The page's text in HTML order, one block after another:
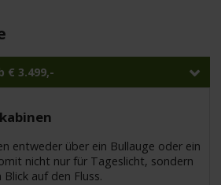
€ 3.499,-
entweder über ein Bullauge oder ein
nicht nur für Tageslicht, sondern
auf den Fluss.